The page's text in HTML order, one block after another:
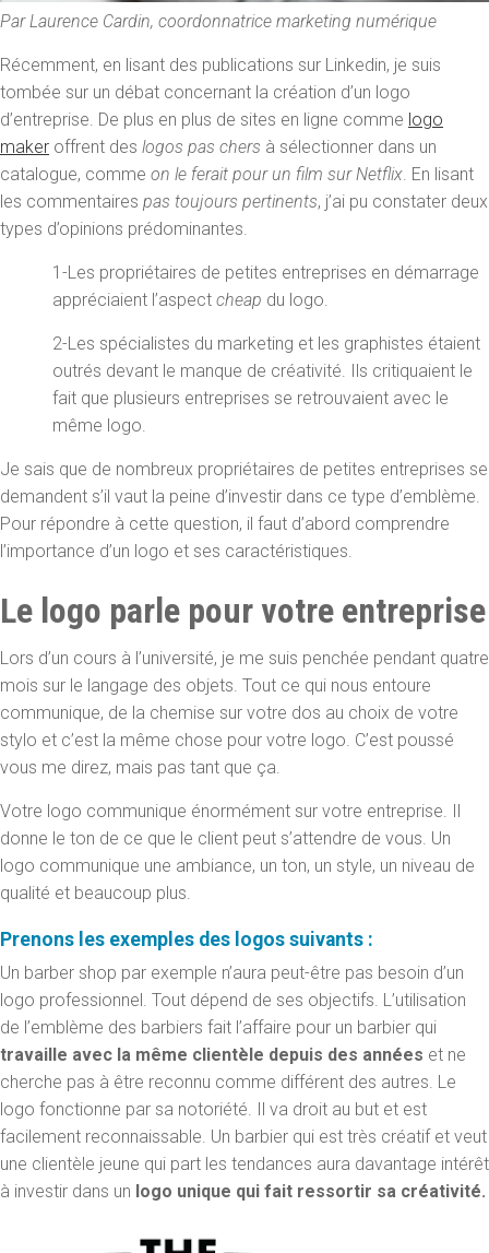
Par Laurence Cardin, coordonnatrice marketing numérique
Récemment, en lisant des publications sur Linkedin, je suis
tombée sur un débat concernant la création d’un logo
d’entreprise. De plus en plus de sites en ligne comme logo
maker offrent des logos pas chers à sélectionner dans un
catalogue, comme on le ferait pour un film sur Netflix . En lisant
les commentaires pas toujours pertinents, j’ai pu constater deux
types d’opinions prédominantes.
1-Les propriétaires de petites entreprises en démarrage
appréciaient l’aspect cheap du logo.
2-Les spécialistes du marketing et les graphistes étaient
outrés devant le manque de créativité. Ils critiquaient le
fait que plusieurs entreprises se retrouvaient avec le
même logo.
Je sais que de nombreux propriétaires de petites entreprises se
demandent s’il vaut la peine d’investir dans ce type d’emblème.
Pour répondre à cette question, il faut d’abord comprendre
l’importance d’un logo et ses caractéristiques.
Le logo parle pour votre entreprise
Lors d’un cours à l’université, je me suis penchée pendant quatre
mois sur le langage des objets. Tout ce qui nous entoure
communique, de la chemise sur votre dos au choix de votre
stylo et c’est la même chose pour votre logo. C’est poussé
vous me direz, mais pas tant que ça.
Votre logo communique énormément sur votre entreprise. Il
donne le ton de ce que le client peut s’attendre de vous. Un
logo communique une ambiance, un ton, un style, un niveau de
qualité et beaucoup plus.
Prenons les exemples des logos suivants :
Un barber shop par exemple n’aura peut-être pas besoin d’un
logo professionnel. Tout dépend de ses objectifs. L’utilisation
de l’emblème des barbiers fait l’affaire pour un barbier qui
travaille avec la même clientèle depuis des années et ne
cherche pas à être reconnu comme différent des autres. Le
logo fonctionne par sa notoriété. Il va droit au but et est
facilement reconnaissable. Un barbier qui est très créatif et veut
une clientèle jeune qui part les tendances aura davantage intérêt
à investir dans un logo unique qui fait ressortir sa créativité.